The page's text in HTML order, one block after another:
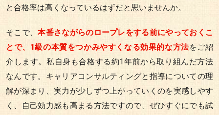
と合格率は高くなっているはずだと思いませんか。
そこで、本番さながらのロープレをする前にやっておくこ
とで、1級の本質をつかみやすくなる効果的な方法をご紹
介します。私自身も合格する約1年前から取り組んだ方法
なんです。キャリアコンサルティングと指導についての理
解が深まり、実力が少しずつ上がっていくのを実感しやす
く、自己効力感も高まる方法ですので、ぜひすぐにでも試